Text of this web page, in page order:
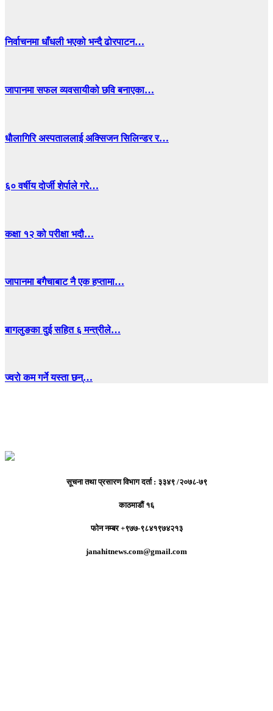
निर्वाचनमा धाँधली भएको भन्दै ढोरपाटन…
जापानमा सफल व्यवसायीको छवि बनाएका…
धाैलागिरि अस्पताललाई अक्सिजन सिलिन्डर र…
६० वर्षीय दोर्जी शेर्पाले गरे…
कक्षा १२ को परीक्षा भदौ…
जापानमा बगैचाबाट नै एक हप्तामा…
बागलुङका दुई सहित ६ मन्त्रीले…
ज्वरो कम गर्ने यस्ता छन्…
सूचना तथा प्रसारण विभाग दर्ता : ३३४९ /२०७८-७९
काठमाडौं १६
फोन नम्बर +९७७-९८४१९७४२१३
janahitnews.com@gmail.com